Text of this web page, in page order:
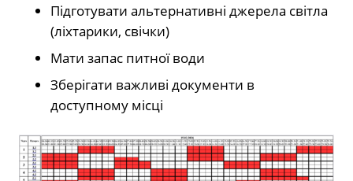
Підготувати альтернативні джерела світла
(ліхтарики, свічки)
Мати запас питної води
Зберігати важливі документи в
доступному місці